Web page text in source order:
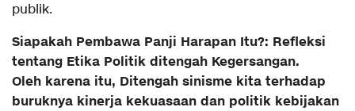
publik.
Siapakah Pembawa Panji Harapan Itu?: Refleksi
tentang Etika Politik ditengah Kegersangan.
Oleh karena itu, Ditengah sinisme kita terhadap
buruknya kinerja kekuasaan dan politik kebijakan